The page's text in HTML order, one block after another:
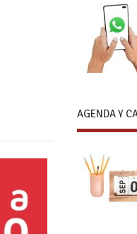
AGENDA Y